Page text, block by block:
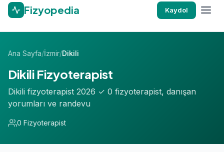
Fizyopedia Kaydol
Ana Sayfa/İzmir/Dikili
Dikili Fizyoterapist
Dikili fizyoterapist 2026 ✓ 0 fizyoterapist, danışan
yorumları ve randevu
0 Fizyoterapist